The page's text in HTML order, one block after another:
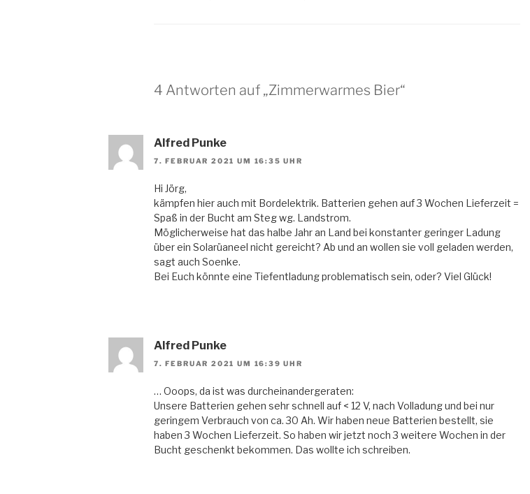
4 Antworten auf „Zimmerwarmes Bier“
Alfred Punke
7. FEBRUAR 2021 UM 16:35 UHR
Hi Jörg,
kämpfen hier auch mit Bordelektrik. Batterien gehen auf 3 Wochen Lieferzeit =
Spaß in der Bucht am Steg wg. Landstrom.
Möglicherweise hat das halbe Jahr an Land bei konstanter geringer Ladung
über ein Solarüaneel nicht gereicht? Ab und an wollen sie voll geladen werden,
sagt auch Soenke.
Bei Euch könnte eine Tiefentladung problematisch sein, oder? Viel Glück!
Alfred Punke
7. FEBRUAR 2021 UM 16:39 UHR
… Ooops, da ist was durcheinandergeraten:
Unsere Batterien gehen sehr schnell auf < 12 V, nach Volladung und bei nur
geringem Verbrauch von ca. 30 Ah. Wir haben neue Batterien bestellt, sie
haben 3 Wochen Lieferzeit. So haben wir jetzt noch 3 weitere Wochen in der
Bucht geschenkt bekommen. Das wollte ich schreiben.